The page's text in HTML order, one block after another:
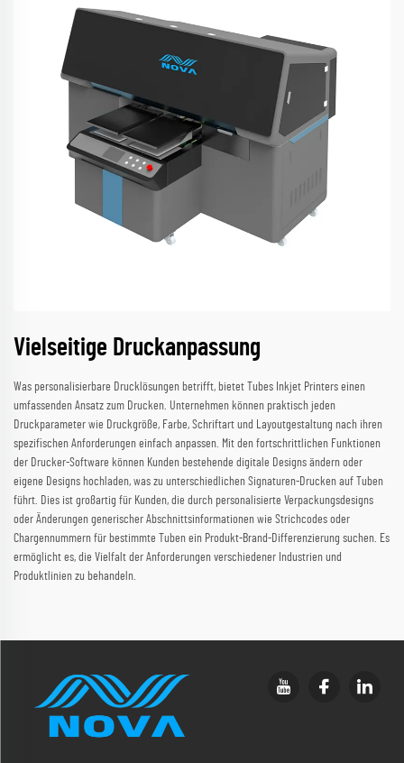
Vielseitige Druckanpassung
Was personalisierbare Drucklösungen betrifft, bietet Tubes Inkjet Printers einen
umfassenden Ansatz zum Drucken. Unternehmen können praktisch jeden
Druckparameter wie Druckgröße, Farbe, Schriftart und Layoutgestaltung nach ihren
spezifischen Anforderungen einfach anpassen. Mit den fortschrittlichen Funktionen
der Drucker-Software können Kunden bestehende digitale Designs ändern oder
eigene Designs hochladen, was zu unterschiedlichen Signaturen-Drucken auf Tuben
führt. Dies ist großartig für Kunden, die durch personalisierte Verpackungsdesigns
oder Änderungen generischer Abschnittsinformationen wie Strichcodes oder
Chargennummern für bestimmte Tuben ein Produkt-Brand-Differenzierung suchen. Es
ermöglicht es, die Vielfalt der Anforderungen verschiedener Industrien und
Produktlinien zu behandeln.